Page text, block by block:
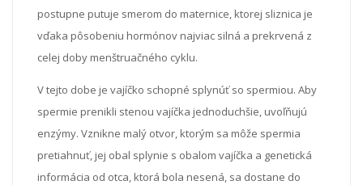
postupne putuje smerom do maternice, ktorej sliznica je
vďaka pôsobeniu hormónov najviac silná a prekrvená z
celej doby menštruačného cyklu.
V tejto dobe je vajíčko schopné splynúť so spermiou. Aby
spermie prenikli stenou vajíčka jednoduchšie, uvoľňujú
enzýmy. Vznikne malý otvor, ktorým sa môže spermia
pretiahnuť, jej obal splynie s obalom vajíčka a genetická
informácia od otca, ktorá bola nesená, sa dostane do